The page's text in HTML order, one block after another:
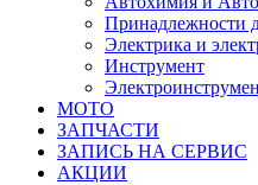
Принадлежности
Электрика и
Инструмент
МОТО
ЗАПЧАСТИ
ЗАПИСЬ НА СЕРВИС
АКЦИИ